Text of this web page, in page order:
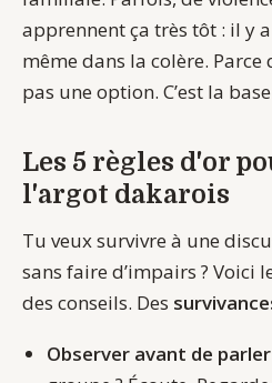
apprennent ça très tôt : il y
même dans la colère. Parce
pas une option. C’est la
Les 5 règles d'or
l'argot dakarois
Tu veux survivre à une
sans faire d’impairs ? Voici
des conseils. Des
Observer avant de parler